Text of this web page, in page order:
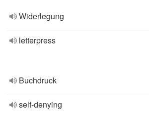
Widerlegung
letterpress
Buchdruck
self-denying